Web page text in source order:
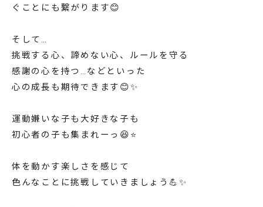
ぐことにも繋がります😊
そして…
挑戦する心、諦めない心、ルールを守る
感謝の心を持つ…などといった
心の成長も期待できます😊✨
運動嫌いな子も大好きな子も
初心者の子も集まれーっ😆⭐️
体を動かす楽しさを感じて
色んなことに挑戦していきましょう💪✨